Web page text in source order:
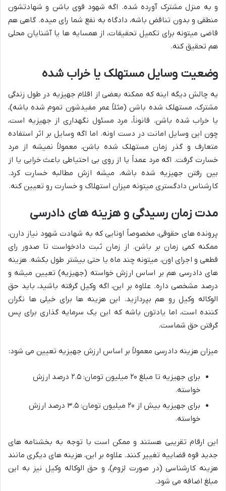
و به منزل مشترک آورده شده. اگه شهود قوی باشن و شهادتشون
منطقی و بدون تناقض باشه، دادگاه به نفع شما رای میده. گاهی هم
قاضی میتونه برای تکمیل تحقیقات، از همسایه ها یا آشنایان محلی
هم تحقیق کنه.
وضعیت وسایل مستهلک یا خراب شده
یه چالش دیگه اینه که ممکنه بعضی از اقلام جهیزیه در طول زندگی
مشترک، مستهلک شده باشن (مثلاً عمر مفیدشون تموم شده باشه)،
یا خراب شده باشن. قانوناً، مرد مسئول نگهداری از جهیزیه است،
چون این وسایل امانت در دست اونه. اما اگه وسایل بر اثر استفاده
متعارف و گذر زمان مستهلک شده باشن، معمولاً نمیشه از مرد
خسارت گرفت. اگه مرد عمداً یا از روی بی احتیاطی باعث خرابی یا از
بین رفتن جهیزیه شده باشه، میشه ازش مطالبه خسارت کرد.
کارشناس دادگستری میتونه میزان استهلاک و خسارت رو تعیین کنه.
مدت زمان رسیدگی و هزینه های دادرسی
پرونده های حقوقی، مخصوصاً اونایی که به شهادت شهود نیاز دارن،
ممکنه کمی زمان بر باشن. از زمان ثبت دادخواست تا صدور رای
قطعی و اجرای اون، میتونه چند ماه یا حتی بیشتر طول بکشه. هزینه
های دادرسی هم بر اساس ارزش خواسته (جهیزیه) تعیین میشه و
درصد مشخصی داره. علاوه بر این، اگه وکیل گرفته باشید، باید حق
الوکاله وکیل رو هم بپردازید. این هزینه ها برای خیلی ها نگران
کننده است، اما یادتون باشه که این یک سرمایه گذاری برای پس
گرفتن حق شماست.
میزان هزینه دادرسی معمولاً بر اساس ارزش جهیزیه تعیین می شود:
برای جهیزیه تا مبلغ ۲۰ میلیون تومان: ۲.۵ درصد ارزش
خواسته.
برای جهیزیه بیش از ۲۰ میلیون تومان: ۳.۵ درصد ارزش
خواسته.
این ارقام تقریبی هستند و ممکن است با توجه به بخشنامه های
جدید قوه قضاییه تغییر کنند. علاوه بر این، هزینه های دیگری مانند
هزینه کارشناسی (در صورت لزوم)، و حق الوکاله وکیل نیز به این
مبلغ اضافه می شود.